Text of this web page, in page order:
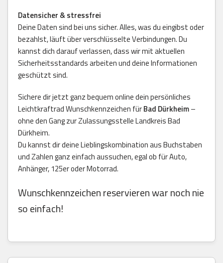
Datensicher & stressfrei
Deine Daten sind bei uns sicher. Alles, was du eingibst oder
bezahlst, läuft über verschlüsselte Verbindungen. Du
kannst dich darauf verlassen, dass wir mit aktuellen
Sicherheitsstandards arbeiten und deine Informationen
geschützt sind.
Sichere dir jetzt ganz bequem online dein persönliches
Leichtkraftrad Wunschkennzeichen fürBad Dürkheim–
ohne den Gang zur Zulassungsstelle Landkreis Bad
Dürkheim.
Du kannst dir deine Lieblingskombination aus Buchstaben
und Zahlen ganz einfach aussuchen, egal ob für Auto,
Anhänger, 125er oder Motorrad.
Wunschkennzeichen reservieren war noch nie
so einfach!